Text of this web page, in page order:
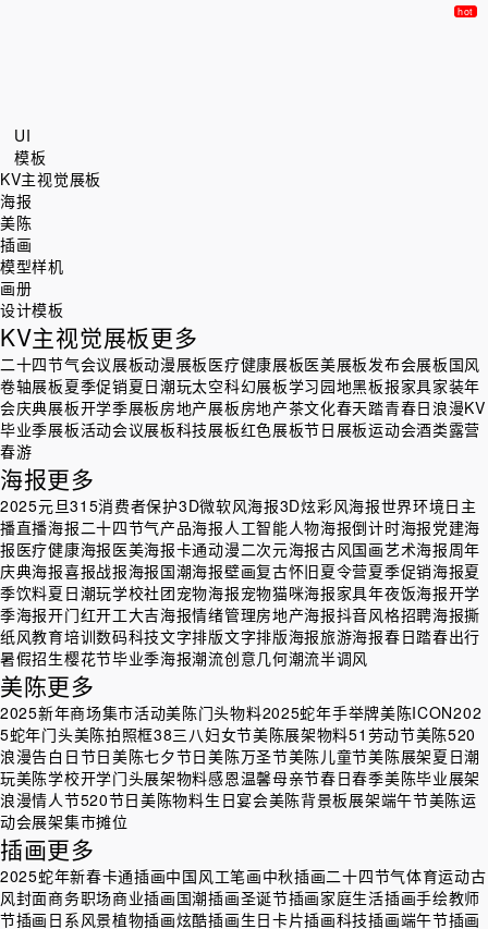
UI
模板
KV主视觉展板
海报
美陈
插画
模型样机
画册
设计模板
KV主视觉展板更多
二十四节气会议展板动漫展板医疗健康展板医美展板发布会展板国风
卷轴展板夏季促销夏日潮玩太空科幻展板学习园地黑板报家具家装年
会庆典展板开学季展板房地产展板房地产茶文化春天踏青春日浪漫KV
毕业季展板活动会议展板科技展板红色展板节日展板运动会酒类露营
春游
海报更多
2025元旦315消费者保护3D微软风海报3D炫彩风海报世界环境日 主
播直播海报二十四节气产品海报人工智能人物海报倒计时海报党建海
报医疗健康海报医美海报卡通动漫二次元海报古风国画艺术海报周年
庆典海报喜报战报海报国潮海报壁画复古怀旧夏令营夏季促销海报夏
季饮料夏日潮玩学校社团宠物海报宠物猫咪海报家具年夜饭海报开学
季海报开门红开工大吉海报情绪管理房地产海报抖音风格招聘海报撕
纸风教育培训数码科技文字排版文字排版海报旅游海报春日踏春出行
暑假招生樱花节毕业季海报潮流创意几何潮流半调风
美陈更多
2025新年商场集市活动美陈门头物料2025蛇年手举牌美陈ICON202
5蛇年门头美陈拍照框38三八妇女节美陈展架物料51劳动节美陈520
浪漫告白日节日美陈七夕节日美陈万圣节美陈儿童节美陈展架夏日潮
玩美陈学校开学门头展架物料感恩温馨母亲节春日春季美陈毕业展架
浪漫情人节520节日美陈物料生日宴会美陈背景板展架端午节美陈运
动会展架集市摊位
插画更多
2025蛇年新春卡通插画中国风工笔画中秋插画二十四节气体育运动古
风封面商务职场商业插画国潮插画圣诞节插画家庭生活插画手绘教师
节插画 日系风景植物插画炫酷插画生日卡片插画科技插画端午节插画